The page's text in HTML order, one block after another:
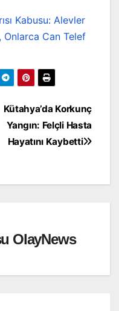
Kabusu: Alevler
Onlarca Can Telef
Kütahya’da Korkunç
Yangın: Felçli Hasta
Hayatını Kaybetti
OlayNews